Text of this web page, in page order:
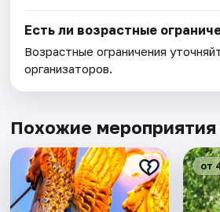
Есть ли возрастные
Возрастные ограничения
организаторов.
Похожие мероприятия
от